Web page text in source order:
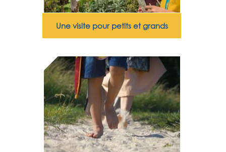
Une visite pour petits et grands